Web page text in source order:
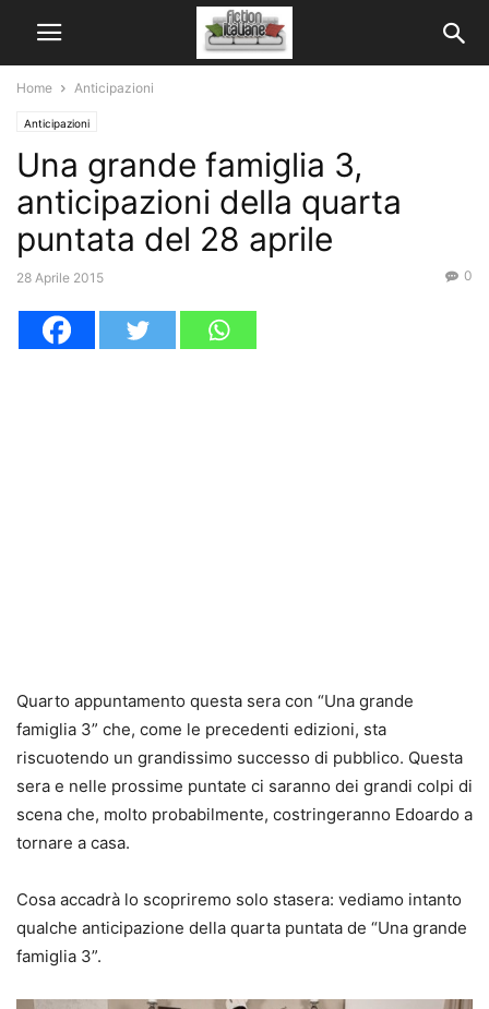
Home Anticipazioni
Anticipazioni
Una grande famiglia 3,
anticipazioni della quarta
puntata del 28 aprile
28 Aprile 2015 0
Quarto appuntamento questa sera con “Una grande
famiglia 3” che, come le precedenti edizioni, sta
riscuotendo un grandissimo successo di pubblico. Questa
sera e nelle prossime puntate ci saranno dei grandi colpi di
scena che, molto probabilmente, costringeranno Edoardo a
tornare a casa.
Cosa accadrà lo scopriremo solo stasera: vediamo intanto
qualche anticipazione della quarta puntata de “Una grande
famiglia 3”.